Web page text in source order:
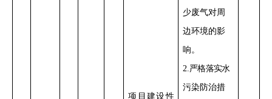
项目建设性
少废气对周
边环境的影
响。
2.严格落实水
污染防治措